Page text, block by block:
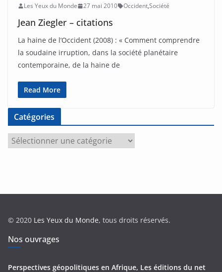
Les Yeux du Monde 27 mai 2010 Occident,Société
Jean Ziegler – citations
La haine de l’Occident (2008) : « Comment comprendre
la soudaine irruption, dans la société planétaire
contemporaine, de la haine de
Read More
Catégories
a
e
s
© 2020 Les Yeux du Monde, tous droits réservés.
Nos ouvrages
Perspectives géopolitiques en Afrique, Les éditions du net